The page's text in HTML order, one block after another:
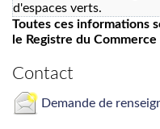
d'espaces verts.
Toutes ces informations
le Registre du
Contact
Demande de